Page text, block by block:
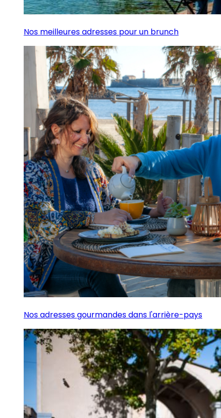
Nos meilleures adresses pour un brunch
Nos adresses gourmandes dans l'arrière-pays